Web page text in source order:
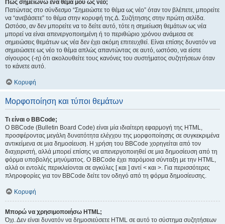
Πώς σημειώνω ένα θέμα μου ως νέο;
Πατώντας στο σύνδεσμο “Σημειώστε το θέμα ως νέο” όταν τον βλέπετε, μπορείτε
να “ανεβάσετε” το θέμα στην κορυφή της Δ. Συζήτησης στην πρώτη σελίδα.
Ωστόσο, αν δεν μπορείτε να το δείτε αυτό, τότε η σημείωση θεμάτων ως νέα
μπορεί να είναι απενεργοποιημένη ή το περιθώριο χρόνου ανάμεσα σε
σημειώσεις θεμάτων ως νέα δεν έχει ακόμη επιτευχθεί. Είναι επίσης δυνατόν να
σημειώσετε ως νέο το θέμα απλώς απαντώντας σε αυτό, ωστόσο, να είστε
σίγουρος (-η) ότι ακολουθείτε τους κανόνες του συστήματος συζητήσεων όταν
το κάνετε αυτό.
Κορυφή
Μορφοποίηση και τύποι θεμάτων
Τι είναι ο BBCode;
Ο BBCode (Bulletin Board Code) είναι μία ιδιαίτερη εφαρμογή της HTML,
προσφέροντας μεγάλη δυνατότητα ελέγχου της μορφοποίησης σε συγκεκριμένα
αντικείμενα σε μια δημοσίευση. Η χρήση του BBCode χορηγείται από τον
διαχειριστή, αλλά μπορεί επίσης να απενεργοποιηθεί σε μια δημοσίευση από τη
φόρμα υποβολής μηνύματος. Ο BBCode έχει παρόμοια σύνταξη με την HTML,
αλλά οι εντολές περικλείονται σε αγκύλες [ και ] αντί < και >. Για περισσότερες
πληροφορίες για τον BBCode δείτε τον οδηγό από τη φόρμα δημοσίευσης.
Κορυφή
Μπορώ να χρησιμοποιήσω HTML;
Όχι. Δεν είναι δυνατόν να δημοσιεύσετε HTML σε αυτό το σύστημα συζητήσεων